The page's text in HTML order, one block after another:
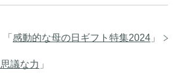
「 感動的な母の日ギフト特集2024 」
議な力 」